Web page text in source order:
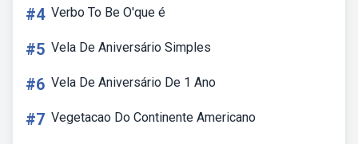
#4 Verbo To Be O'que é
#5 Vela De Aniversário Simples
#6 Vela De Aniversário De 1 Ano
#7 Vegetacao Do Continente Americano